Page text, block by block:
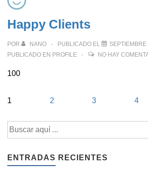
Happy Clients
POR NANO PUBLICADO EL
PUBLICADO EN PROFILE NO HAY
100
Navegación
de
entradas
1 2 3 4
Buscar
por:
ENTRADAS RECIENTES